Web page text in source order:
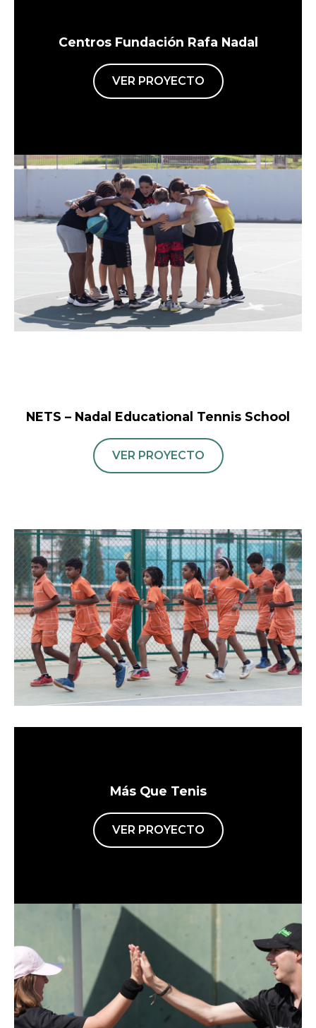
Centros Fundación Rafa Nadal
VER PROYECTO
NETS – Nadal Educational Tennis School
VER PROYECTO
Más Que Tenis
VER PROYECTO